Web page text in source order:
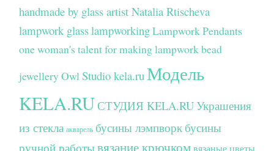
handmade by glass artist Natalia Rtischeva
lampwork glasslampworkingLampwork Pendants
one woman's talent for making lampwork bead
jewelleryOwlStudio kela.ru Модель
KELA.RUСТУДИЯ KELA.RUУкрашения
из стекла акварель бусины лэмпворк бусины
ручной работывязание крючком